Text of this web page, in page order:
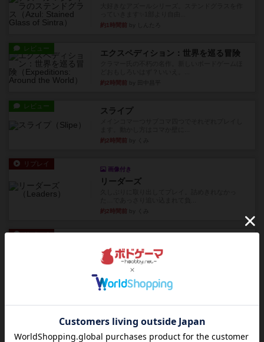
約1時間前
レビュー エクスペディション：世界を巡る冒険
約2時間前
レビュー スライプ
約2時間前
リプレイ
画像付き
リーダーズ
約2時間前
リプレイ
ブリックス
久しぶりに取り出してプレイ。記号担当と色担当
に分かれてプレイ。あかんか...
約2時間前by くみ
レビュー
ダグエイトチェス
チェスなのに、ほんの10分で終わります。動きで